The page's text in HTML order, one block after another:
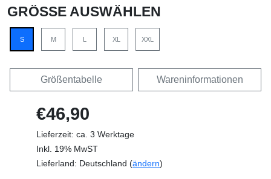
GRÖSSE AUSWÄHLEN
S M L XL XXL
Größentabelle Wareninformationen
€46,90
Lieferzeit: ca. 3 Werktage
Inkl. 19% MwST
Lieferland: Deutschland (ändern)